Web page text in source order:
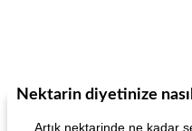
Nektarin diyetinize
Artık nektarinde ne kadar